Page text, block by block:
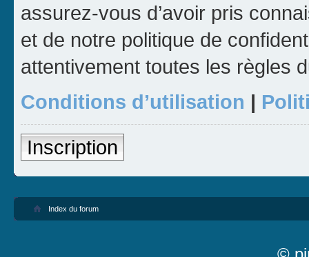
assurez-vous d’avoir pris
et de notre politique de
attentivement toutes les règles
Conditions d’utilisation |
Inscription
Index du forum